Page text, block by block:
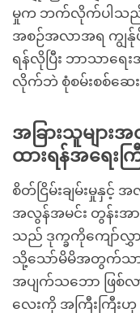
မှုက ဘက်လိုက်ပါသည်။
အစဉ်အလာအရ ကျွန်ုပ်
ရန်လိုပြီး ဘာသာရ
လိုက်ဘဲ စုံစမ်းစစ်ဆေး
အခြားသူမျ
ထားရန်အရေးက
စိတ်ငြိမ်းချမ်းမှု
အလွန်အမင်း တွန်းအ
သည် ဒုက္ခကိုကျော်လွှား
သို့သော်မိမိအတွက်သာ
အပျက်သဘော ဖြစ်
လေးကို အကြီးကြီး